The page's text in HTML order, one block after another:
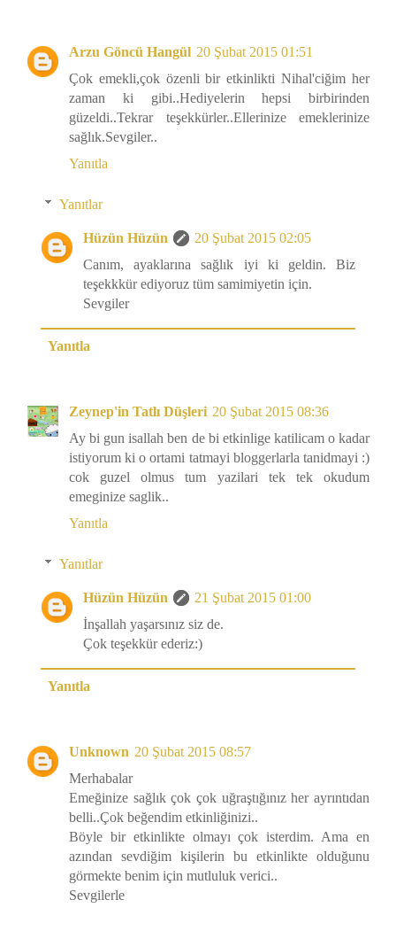
Arzu Göncü Hangül 20 Şubat 2015 01:51
Çok emekli,çok özenli bir etkinlikti Nihal'ciğim her
zaman ki gibi..Hediyelerin hepsi birbirinden
güzeldi..Tekrar teşekkürler..Ellerinize emeklerinize
sağlık.Sevgiler..
Yanıtla
Yanıtlar
Hüzün Hüzün
20 Şubat 2015 02:05
Canım, ayaklarına sağlık iyi ki geldin. Biz
teşekkkür ediyoruz tüm samimiyetin için.
Sevgiler
Yanıtla
Zeynep'in Tatlı Düşleri 20 Şubat 2015 08:36
Ay bi gun isallah ben de bi etkinlige katilicam o kadar
istiyorum ki o ortami tatmayi bloggerlarla tanidmayi :)
cok guzel olmus tum yazilari tek tek okudum
emeginize saglik..
Yanıtla
Yanıtlar
Hüzün Hüzün
21 Şubat 2015 01:00
İnşallah yaşarsınız siz de.
Çok teşekkür ederiz:)
Yanıtla
Unknown 20 Şubat 2015 08:57
Merhabalar
Emeğinize sağlık çok çok uğraştığınız her ayrıntıdan
belli..Çok beğendim etkinliğinizi..
Böyle bir etkinlikte olmayı çok isterdim. Ama en
azından sevdiğim kişilerin bu etkinlikte olduğunu
görmekte benim için mutluluk verici..
Sevgilerle